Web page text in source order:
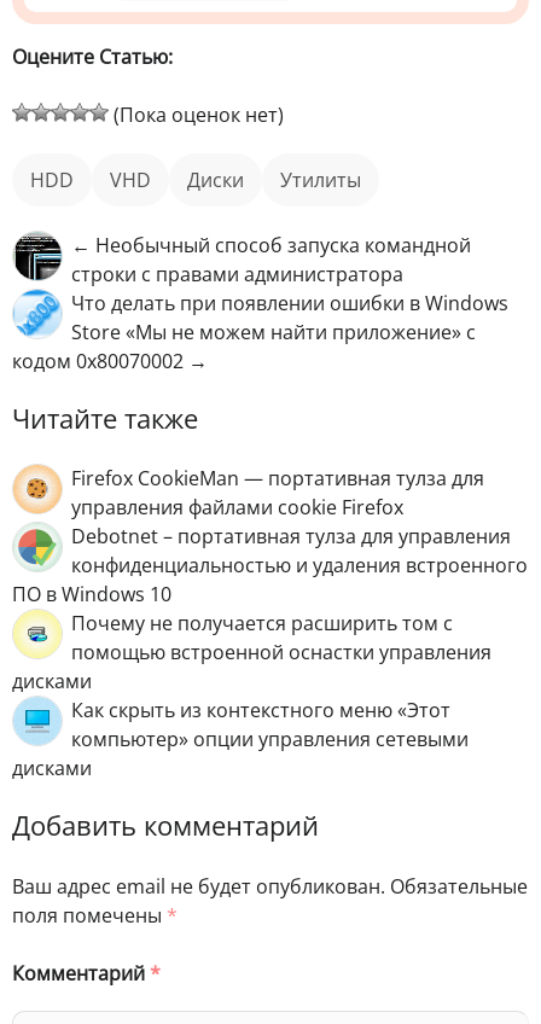
Оцените Статью:
(Пока оценок нет)
HDD VHD диски Утилиты
← Необычный способ запуска командной
строки с правами администратора
Что делать при появлении ошибки в Windows
Store «Мы не можем найти приложение» с
кодом 0x80070002 →
Читайте также
Firefox CookieMan — портативная тулза для
управления файлами cookie Firefox
Debotnet – портативная тулза для управления
конфиденциальностью и удаления встроенного
ПО в Windows 10
Почему не получается расширить том с
помощью встроенной оснастки управления
дисками
Как скрыть из контекстного меню «Этот
компьютер» опции управления сетевыми
дисками
Добавить комментарий
Ваш адрес email не будет опубликован. Обязательные
поля помечены *
Комментарий*